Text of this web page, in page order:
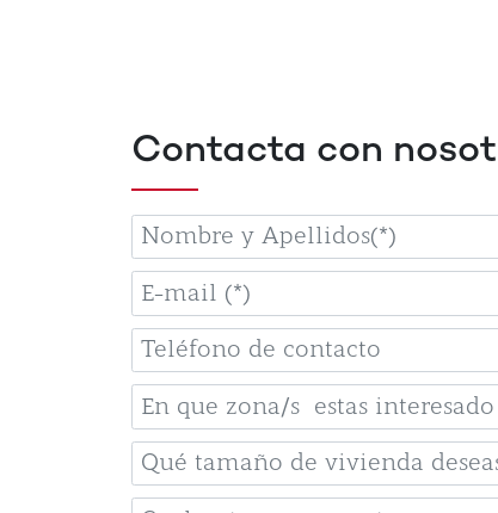
Contacta con
Nombre
y
Apellidos
(*)
E-
mail
(*)
Teléfono
de
contacto
(*)
En
que
zona/s
estas
Qué
tamaño